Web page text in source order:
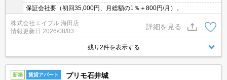
保証会社要（初回35,000円、月総額の1％＋800円/月）。
株式会社エイブル 海田店
情報更新日 2026/08/03
詳細を見る
残り2件を表示する
新築 賃貸アパート プリモ石井城